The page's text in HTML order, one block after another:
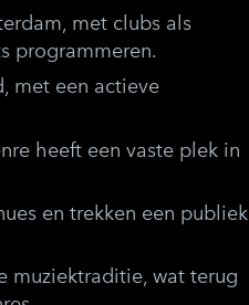
met clubs als
programmeren.
met een actieve
heeft een vaste plek in
en trekken een publiek
muziektraditie, wat terug